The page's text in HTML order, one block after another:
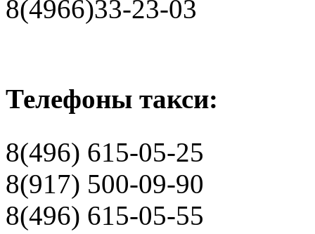
8(4966)33-23-03
Телефоны такси:
8(496) 615-05-25
8(917) 500-09-90
8(496) 615-05-55